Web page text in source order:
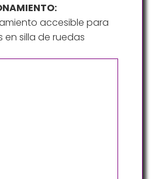
accesible para
en silla de ruedas